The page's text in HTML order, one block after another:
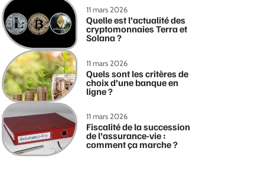
11 mars 2026
Quelle est l’actualité des
cryptomonnaies Terra et
Solana ?
11 mars 2026
Quels sont les critères de
choix d’une banque en
ligne ?
11 mars 2026
Fiscalité de la succession
de l’assurance-vie :
comment ça marche ?